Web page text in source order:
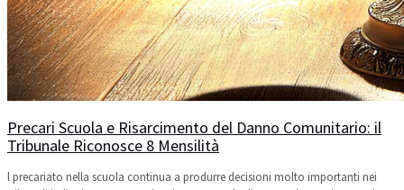
Precari Scuola e Risarcimento del Danno Comunitario: il
Tribunale Riconosce 8 Mensilità
l precariato nella scuola continua a produrre decisioni molto importanti nei